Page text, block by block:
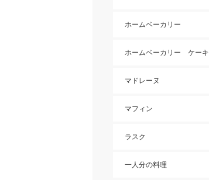
ホームベーカリー
ホームベーカリー ケーキ
マドレーヌ
マフィン
ラスク
一人分の料理